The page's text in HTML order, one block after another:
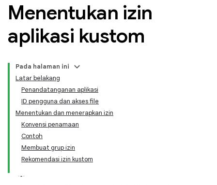
Menentukan izin
aplikasi kustom
Pada halaman ini
Latar belakang
Penandatanganan aplikasi
ID pengguna dan akses file
Menentukan dan menerapkan izin
Konvensi penamaan
Contoh
Membuat grup izin
Rekomendasi izin kustom